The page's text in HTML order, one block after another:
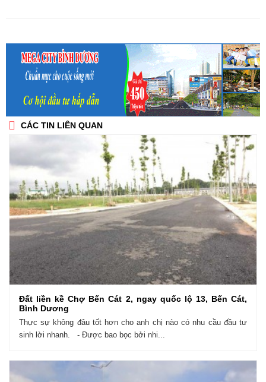
CÁC TIN LIÊN QUAN
Đất liền kề Chợ Bến Cát 2, ngay quốc lộ 13, Bến Cát,
Bình Dương
Thực sự không đâu tốt hơn cho anh chị nào có nhu cầu đầu tư
sinh lời nhanh. - Được bao bọc bởi nhi...